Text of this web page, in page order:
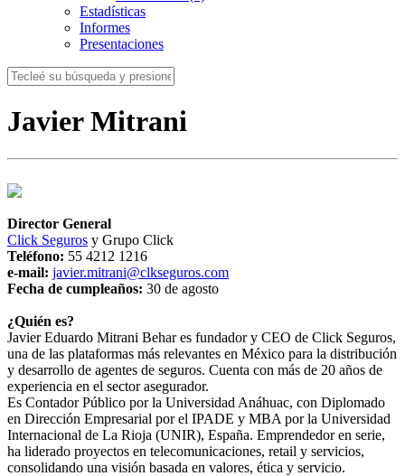
Estadísticas
Informes
Presentaciones
Javier Mitrani
Director General
Click Seguros y Grupo Click
Teléfono: 55 4212 1216
e-mail: javier.mitrani@clkseguros.com
Fecha de cumpleaños: 30 de agosto
¿Quién es?
Javier Eduardo Mitrani Behar es fundador y CEO de Click Seguros,
una de las plataformas más relevantes en México para la distribución
y desarrollo de agentes de seguros. Cuenta con más de 20 años de
experiencia en el sector asegurador.
Es Contador Público por la Universidad Anáhuac, con Diplomado
en Dirección Empresarial por el IPADE y MBA por la Universidad
Internacional de La Rioja (UNIR), España. Emprendedor en serie,
ha liderado proyectos en telecomunicaciones, retail y servicios,
consolidando una visión basada en valores, ética y servicio.